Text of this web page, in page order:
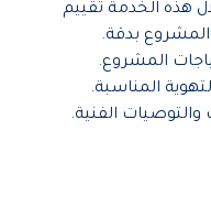
هذه الخدمة تقييم
بدقة.
المشروع.
المناسبة.
الفنية.